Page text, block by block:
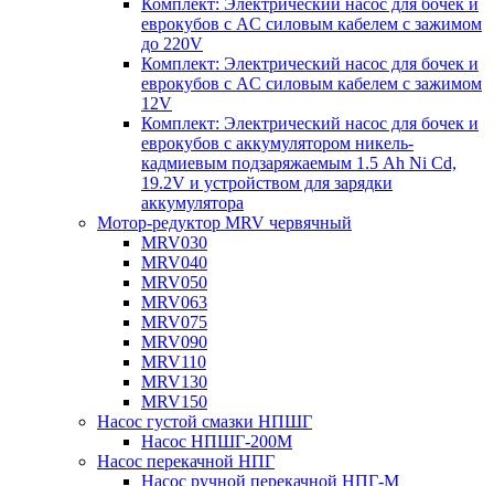
Комплект: Электрический насос для бочек и
еврокубов с AC силовым кабелем с зажимом
до 220V
Комплект: Электрический насос для бочек и
еврокубов с AC силовым кабелем с зажимом
12V
Комплект: Электрический насос для бочек и
еврокубов с аккумулятором никель-
кадмиевым подзаряжаемым 1.5 Ah Ni Cd,
19.2V и устройством для зарядки
аккумулятора
Мотор-редуктор MRV червячный
MRV030
MRV040
MRV050
MRV063
MRV075
MRV090
MRV110
MRV130
MRV150
Насос густой смазки НПШГ
Насос НПШГ-200М
Насос перекачной НПГ
Насос ручной перекачной НПГ-М